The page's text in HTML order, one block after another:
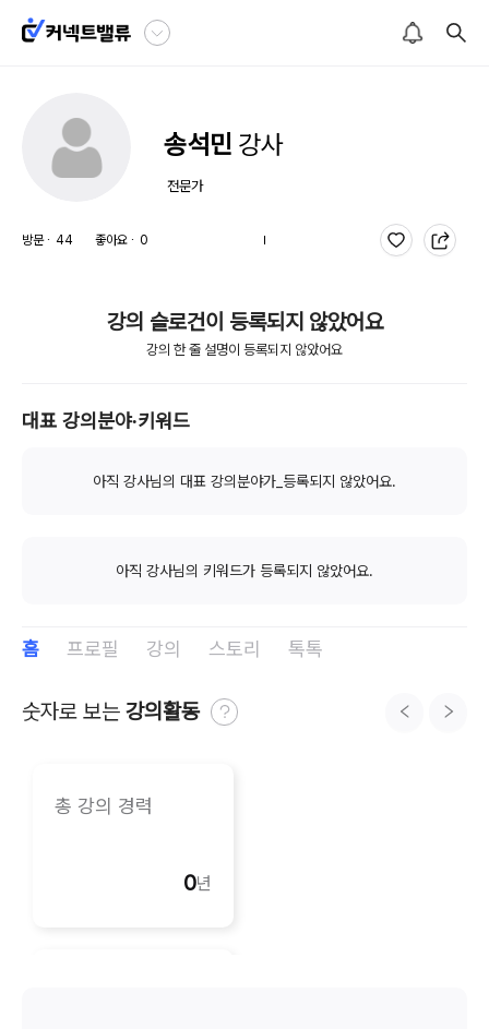
송석민 강사
전문가
방문 ∙ 44 좋아요 ∙ 0
강의 슬로건이 등록되지 않았어요
강의 한 줄 설명이 등록되지 않았어요
대표 강의분야∙키워드
아직 강사님의 대표 강의분야가_등록되지 않았어요.
아직 강사님의 키워드가 등록되지 않았어요.
홈 프로필 강의 스토리 톡톡
숫자로 보는 강의활동
총 강의 경력
0년